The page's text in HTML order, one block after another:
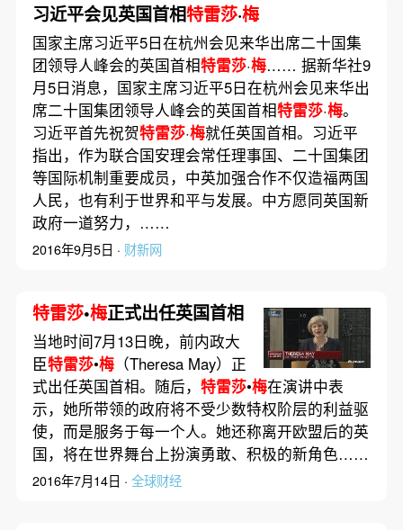
习近平会见英国首相特雷莎·梅
国家主席习近平5日在杭州会见来华出席二十国集
团领导人峰会的英国首相特雷莎·梅…… 据新华社9
月5日消息，国家主席习近平5日在杭州会见来华出
席二十国集团领导人峰会的英国首相特雷莎·梅。
习近平首先祝贺特雷莎·梅就任英国首相。习近平
指出，作为联合国安理会常任理事国、二十国集团
等国际机制重要成员，中英加强合作不仅造福两国
人民，也有利于世界和平与发展。中方愿同英国新
政府一道努力，……
2016年9月5日 · 财新网
特雷莎•梅正式出任英国首相
当地时间7月13日晚，前内政大
臣特雷莎•梅（Theresa May）正
式出任英国首相。随后， 特雷莎•梅在演讲中表
示，她所带领的政府将不受少数特权阶层的利益驱
使，而是服务于每一个人。她还称离开欧盟后的英
国，将在世界舞台上扮演勇敢、积极的新角色……
2016年7月14日 · 全球财经